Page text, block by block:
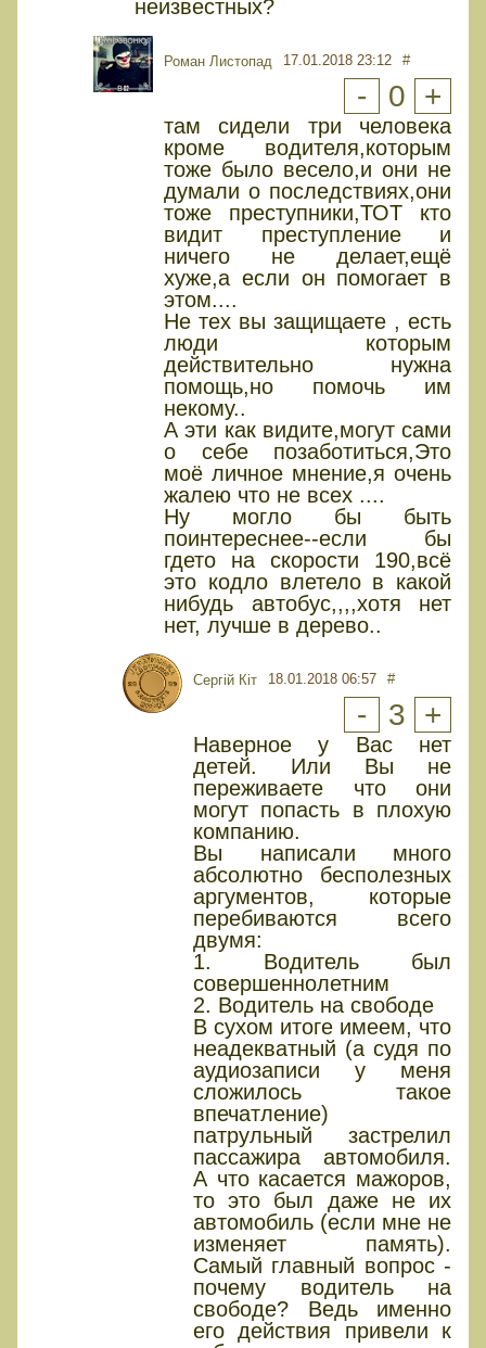
неизвестных?
Роман Листопад 17.01.2018 23:12 #
- 0 +
там сидели три человека
кроме водителя,которым
тоже было весело,и они не
думали о последствиях,они
тоже преступники,ТОТ кто
видит преступление и
ничего не делает,ещё
хуже,а если он помогает в
этом....
Не тех вы защищаете , есть
люди которым
действительно нужна
помощь,но помочь им
некому..
А эти как видите,могут сами
о себе позаботиться,Это
моё личное мнение,я очень
жалею что не всех ....
Ну могло бы быть
поинтереснее--если бы
гдето на скорости 190,всё
это кодло влетело в какой
нибудь автобус,,,,хотя нет
нет, лучше в дерево..
Сергій Кіт 18.01.2018 06:57 #
- 3 +
Наверное у Вас нет
детей. Или Вы не
переживаете что они
могут попасть в плохую
компанию.
Вы написали много
абсолютно бесполезных
аргументов, которые
перебиваются всего
двумя:
1. Водитель был
совершеннолетним
2. Водитель на свободе
В сухом итоге имеем, что
неадекватный (а судя по
аудиозаписи у меня
сложилось такое
впечатление)
патрульный застрелил
пассажира автомобиля.
А что касается мажоров,
то это был даже не их
автомобиль (если мне не
изменяет память).
Самый главный вопрос -
почему водитель на
свободе? Ведь именно
его действия привели к